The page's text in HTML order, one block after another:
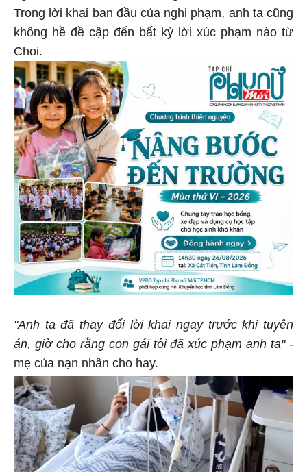
Trong lời khai ban đầu của nghi phạm, anh ta cũng
không hề đề cập đến bất kỳ lời xúc phạm nào từ
Choi.
"Anh ta đã thay đổi lời khai ngay trước khi tuyên
án, giờ cho rằng con gái tôi đã xúc phạm anh ta" -
mẹ của nạn nhân cho hay.